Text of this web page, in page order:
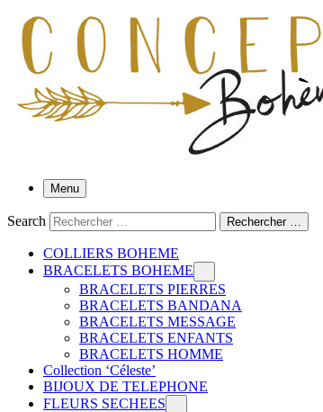
Menu
Search Rechercher …
COLLIERS BOHEME
BRACELETS BOHEME
BRACELETS PIERRES
BRACELETS BANDANA
BRACELETS MESSAGE
BRACELETS ENFANTS
BRACELETS HOMME
Collection ‘Céleste’
BIJOUX DE TELEPHONE
FLEURS SECHEES